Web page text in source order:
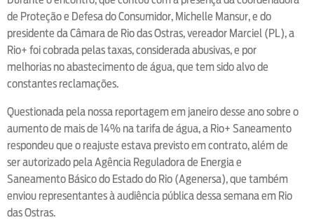
de Proteção e Defesa do Consumidor, Michelle Mansur, e do
presidente da Câmara de Rio das Ostras, vereador Marciel (PL), a
Rio+ foi cobrada pelas taxas, considerada abusivas, e por
melhorias no abastecimento de água, que tem sido alvo de
constantes reclamações.
Questionada pela nossa reportagem em janeiro desse ano sobre o
aumento de mais de 14% na tarifa de água, a Rio+ Saneamento
respondeu que o reajuste estava previsto em contrato, além de
ser autorizado pela Agência Reguladora de Energia e
Saneamento Básico do Estado do Rio (Agenersa), que também
enviou representantes à audiência pública dessa semana em Rio
das Ostras.